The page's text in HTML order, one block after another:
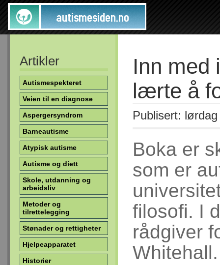
Artikler
Autismespekteret
Veien til en diagnose
Aspergersyndrom
Barneautisme
Atypisk autisme
Autisme og diett
Skole, utdanning og
arbeidsliv
Metoder og
tilrettelegging
Stønader og rettigheter
Hjelpeapparatet
Historier
Inn med
lærte å
Publisert:
Boka er
som er
filosofi. I
rådgiver
Whitehall.